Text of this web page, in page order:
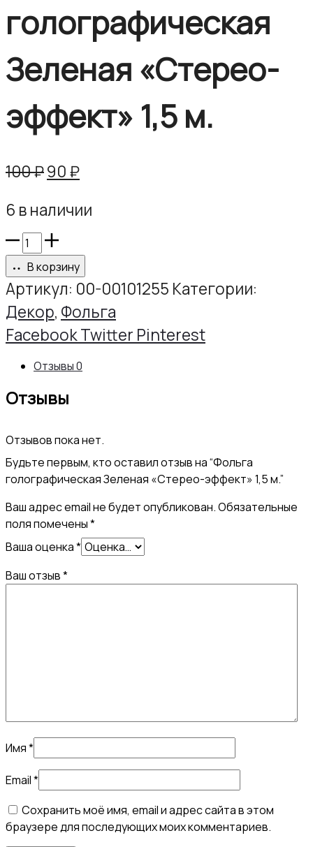
голографическая
Зеленая «Стерео-
эффект» 1,5 м.
100₽Первоначальная
составляла
100 ₽.
90₽Текущая
90 ₽.
6 в наличии
Количество
товара
Фольга
голографическая
Зеленая
эффект»
1,5
В корзину
Артикул: 00-00101255 Категории:
Декор, Фольга
Share
FacebookTwitter Pinterest
Отзывы0
Отзывы
Отзывов пока нет.
Будьте первым, кто оставил отзыв на “Фольга
голографическая Зеленая «Стерео-эффект» 1,5 м.”
Ваш адрес email не будет опубликован.Обязательные
поля помечены*
Ваша оценка*
Ваш отзыв*
Имя*
Email*
Сохранить моё имя, email и адрес сайта в этом
браузере для последующих моих комментариев.